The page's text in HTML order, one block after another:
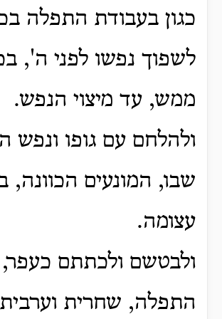
כגון בעבודת התפלה
לשפוך נפשו לפני ה',
ממש, עד מיצוי הנפש.
ולהלחם עם גופו ונפש
שבו, המונעים הכוונה,
עצומה.
ולבטשם ולכתתם
התפלה, שחרית